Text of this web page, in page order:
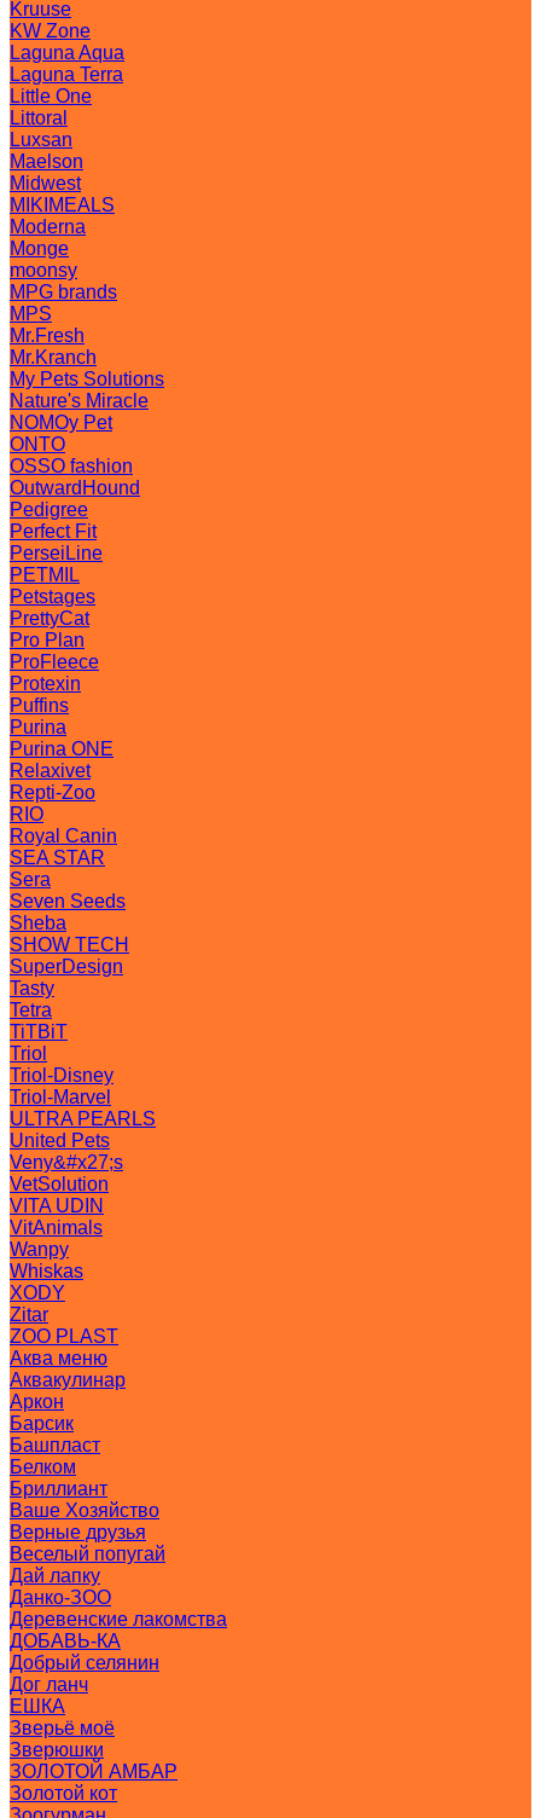
Kruuse
KW Zone
Laguna Aqua
Laguna Terra
Little One
Littoral
Luxsan
Maelson
Midwest
MIKIMEALS
Moderna
Monge
moonsy
MPG brands
MPS
Mr.Fresh
Mr.Kranch
My Pets Solutions
Nature's Miracle
NOMOy Pet
ONTO
OSSO fashion
OutwardHound
Pedigree
Perfect Fit
PerseiLine
PETMIL
Petstages
PrettyCat
Pro Plan
ProFleece
Protexin
Puffins
Purina
Purina ONE
Relaxivet
Repti-Zoo
RIO
Royal Canin
SEA STAR
Sera
Seven Seeds
Sheba
SHOW TECH
SuperDesign
Tasty
Tetra
TiTBiT
Triol
Triol-Disney
Triol-Marvel
ULTRA PEARLS
United Pets
Veny&#x27;s
VetSolution
VITA UDIN
VitAnimals
Wanpy
Whiskas
XODY
Zitar
ZOO PLAST
Аква меню
Аквакулинар
Аркон
Барсик
Башпласт
Белком
Бриллиант
Ваше Хозяйство
Верные друзья
Веселый попугай
Дай лапку
Данко-ЗОО
Деревенские лакомства
ДОБАВЬ-КА
Добрый селянин
Дог ланч
ЕШКА
Зверьё моё
Зверюшки
ЗОЛОТОЙ АМБАР
Золотой кот